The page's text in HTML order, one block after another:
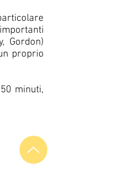
Gordon)
proprio
minuti,